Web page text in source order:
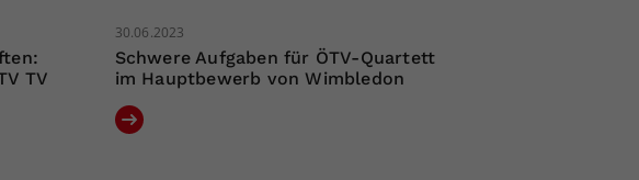
TV
30.06.2023
Schwere Aufgaben für ÖTV-Quartett
im Hauptbewerb von Wimbledon